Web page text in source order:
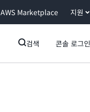
AWS Marketplace 지원
검색 콘솔 로그인